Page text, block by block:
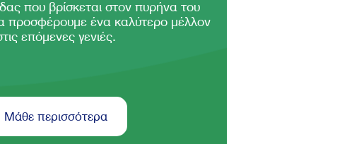
που βρίσκεται στον πυρήνα του
προσφέρουμε ένα καλύτερο μέλλον
επόμενες γενιές.
Μάθε περισσότερα